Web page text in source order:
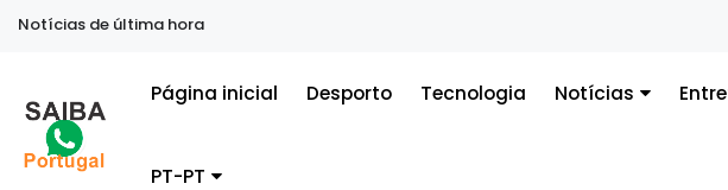
Notícias de última hora
Página inicial Desporto Tecnologia Notícias
PT-PT